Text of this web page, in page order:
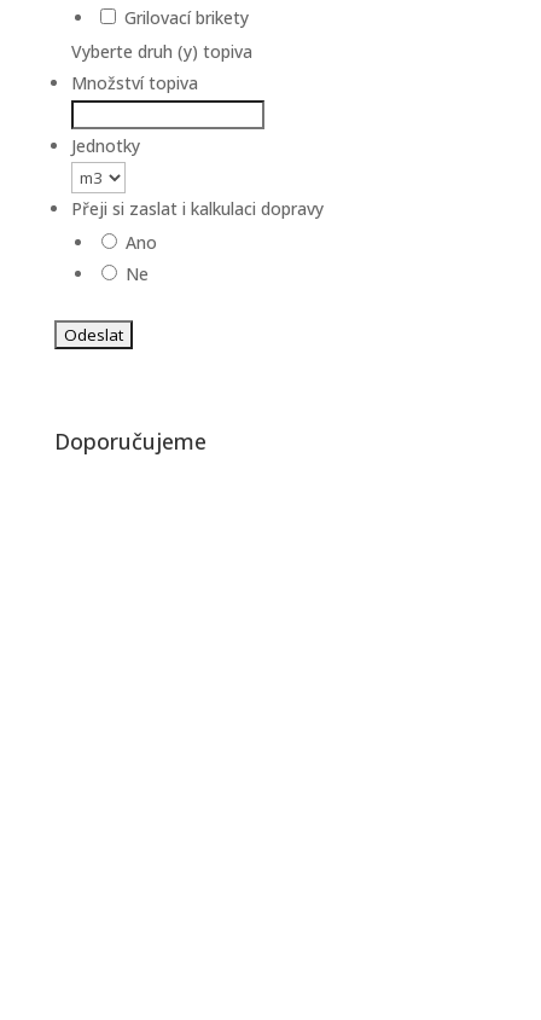
Grilovací brikety
Vyberte druh (y) topiva
Množství topiva
Jednotky
Přeji si zaslat i kalkulaci dopravy
Ano
Ne
Doporučujeme